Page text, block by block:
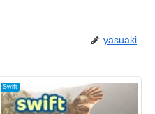
yasuaki
Swift